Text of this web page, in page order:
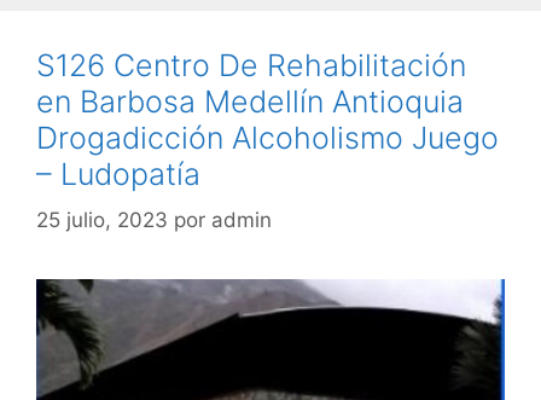
S126 Centro De Rehabilitación
en Barbosa Medellín Antioquia
Drogadicción Alcoholismo Juego
– Ludopatía
25 julio, 2023 por admin